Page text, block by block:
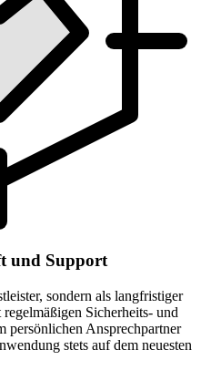
und Support
sondern als langfristiger
Sicherheits- und
persönlichen Ansprechpartner
stets auf dem neuesten